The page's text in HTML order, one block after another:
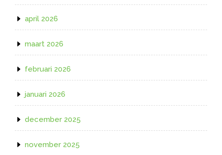
april 2026
maart 2026
februari 2026
januari 2026
december 2025
november 2025